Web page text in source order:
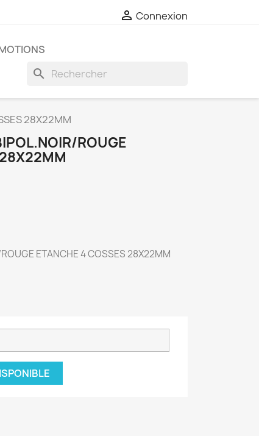
 Connexion
search
28X22MM
ROUGE
ETANCHE 4 COSSES 28X22MM